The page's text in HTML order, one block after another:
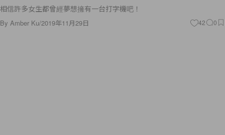
相信許多女生都曾經夢想擁有一台打字機吧！
By Amber Ku/2019年11月29日 42 0